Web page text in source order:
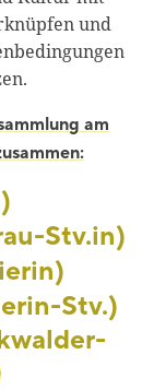
und
am
Stv.in)
Stv.)